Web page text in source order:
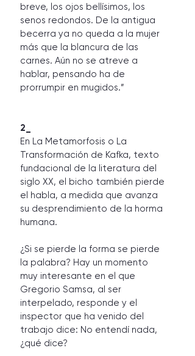
breve, los ojos bellísimos, los
senos redondos. De la antigua
becerra ya no queda a la mujer
más que la blancura de las
carnes. Aún no se atreve a
hablar, pensando ha de
prorrumpir en mugidos.”
2_
En La Metamorfosis o La
Transformación de Kafka, texto
fundacional de la literatura del
siglo XX, el bicho también pierde
el habla, a medida que avanza
su desprendimiento de la horma
humana.
¿Si se pierde la forma se pierde
la palabra? Hay un momento
muy interesante en el que
Gregorio Samsa, al ser
interpelado, responde y el
inspector que ha venido del
trabajo dice: No entendí nada,
¿qué dice?